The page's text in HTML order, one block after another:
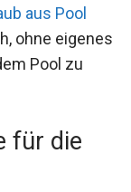
aus Pool
ohne eigenes
Pool zu
für die